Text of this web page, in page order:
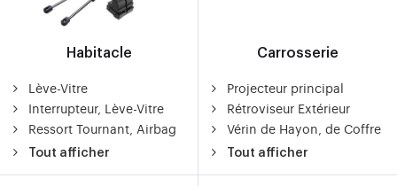
Habitacle
Lève-Vitre
Interrupteur, Lève-Vitre
Ressort Tournant, Airbag
Tout afficher
Carrosserie
Projecteur principal
Rétroviseur Extérieur
Vérin de Hayon, de Coffre
Tout afficher